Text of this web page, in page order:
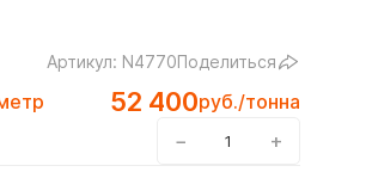
Артикул: N4770Поделиться
52 400руб./тонна
− +